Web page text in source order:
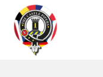
Inhalt
springen